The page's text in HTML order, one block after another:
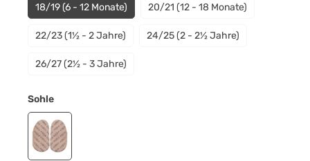
18/19 (6 - 12 Monate) 20/21 (12 - 18 Monate)
22/23 (1½ - 2 Jahre) 24/25 (2 - 2½ Jahre)
26/27 (2½ - 3 Jahre)
Sohleauswählen
Gripwalksohle